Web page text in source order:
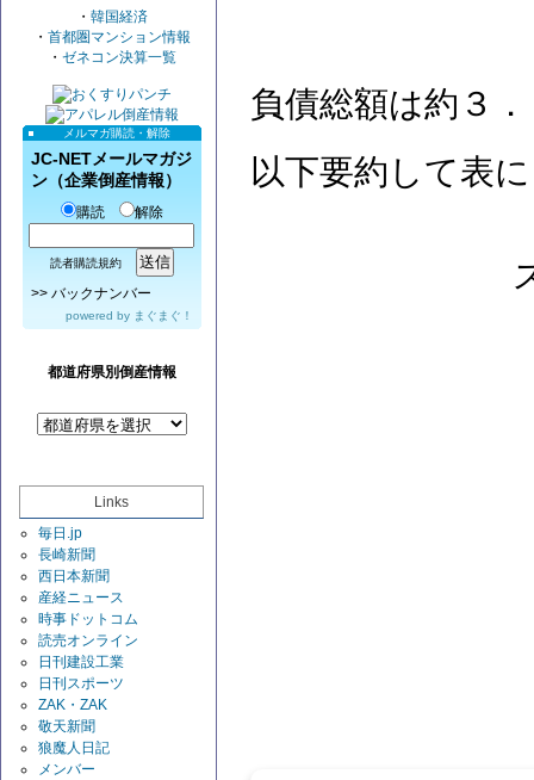
・ 韓国経済
・ 首都圏マンション情報
・ ゼネコン決算一覧
メルマガ購読・解除
JC-NETメールマガジ
ン（企業倒産情報）
購読 解除
読者購読規約
>> バックナンバー
powered by まぐまぐ！
都道府県別倒産情報
Links
毎日.jp
長崎新聞
西日本新聞
産経ニュース
時事ドットコム
読売オンライン
日刊建設工業
日刊スポーツ
ZAK・ZAK
敬天新聞
狼魔人日記
メンバー
負債総額は約３
以下要約して表